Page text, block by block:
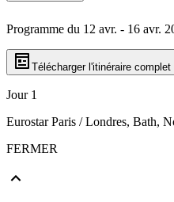
Programme du 12 avr. - 16 avr.
Télécharger l'itinéraire complet
Jour 1
Eurostar Paris / Londres, Bath,
FERMER